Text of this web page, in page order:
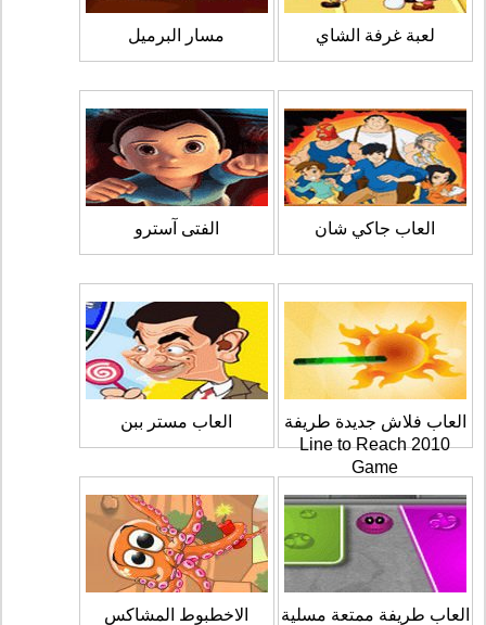
لعبة غرفة الشاي مسار البرميل
العاب جاكي شان الفتى آسترو
العاب فلاش جديدة طريفة
2010 Line to Reach
Game
العاب مستر ببن
العاب طريفة ممتعة مسلية
الاخطبوط المشاكس